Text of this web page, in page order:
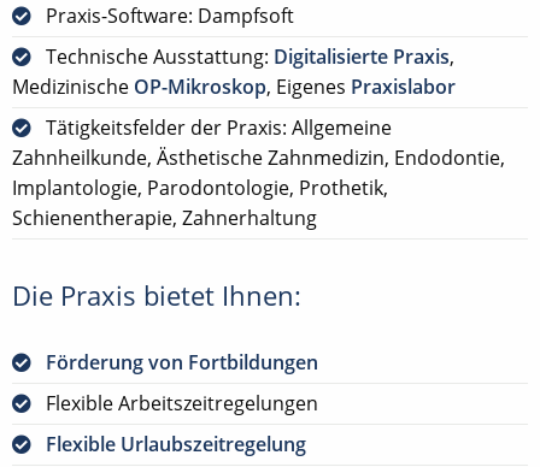
Praxis-Software: Dampfsoft
Technische Ausstattung: Digitalisierte Praxis,
Medizinische OP-Mikroskop, Eigenes Praxislabor
Tätigkeitsfelder der Praxis: Allgemeine
Zahnheilkunde, Ästhetische Zahnmedizin, Endodontie,
Implantologie, Parodontologie, Prothetik,
Schienentherapie, Zahnerhaltung
Die Praxis bietet Ihnen:
Förderung von Fortbildungen
Flexible Arbeitszeitregelungen
Flexible Urlaubszeitregelung